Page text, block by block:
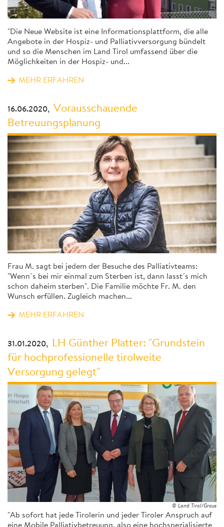
"Die Neue Website ist eine Informationsplattform, die alle
Angebote in der Hospiz- und Palliativversorgung bündelt
und so die Menschen im Land Tirol umfassend über die
Möglichkeiten in der Hospiz- und...
MEHR ERFAHREN
16.06.2020, Vorausschauende
Betreuungsplanung
Frau M. sagt bei jedem der Besuche des Palliativteams:
"Wenn´s bei mir einmal zum Sterben ist, dann lasst´s mich
schon daheim sterben". Die Familie möchte Fr. M. den
Wunsch erfüllen. Zugleich machen...
MEHR ERFAHREN
31.01.2020,
LH Günther Platter: "Grundstein
für hochprofessionelle tirolweite
Versorgung gelegt"
© Land Tirol/Graus
"Ab sofort hat jede Tirolerin und jeder Tiroler Anspruch auf